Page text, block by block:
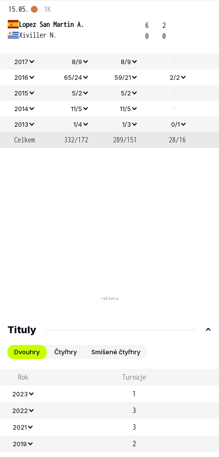
15.05.
Lopez San Martin A.
Xiviller N.
1K
6
0
2
0
2017 8/9 8/9 -
2016 65/24 59/21
2/2
2015
5/2 5/2 -
2014 11/5 11/5 -
2013 1/4 1/3 0/1
Celkem 332/172 289/151 28/16
Tituly
Dvouhry Čtyřhry Smíšené čtyřhry
Rok Turnaje
2023 1
2022 3
2021 3
2019 2